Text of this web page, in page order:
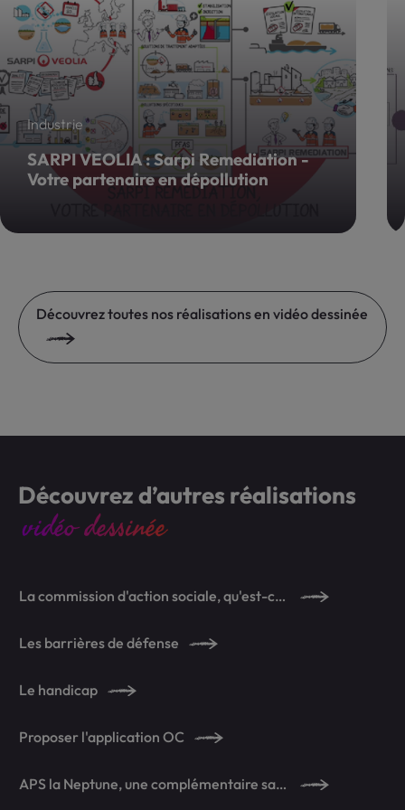
Découvrez toutes nos réalisations en vidéo dessinée
Découvrez d’autres réalisations
vidéo dessinée
La commission d'action sociale, qu'est-ce que c'est ?
Les barrières de défense
Le handicap
Proposer l'application OC
APS la Neptune, une complémentaire santé en toute sérénité